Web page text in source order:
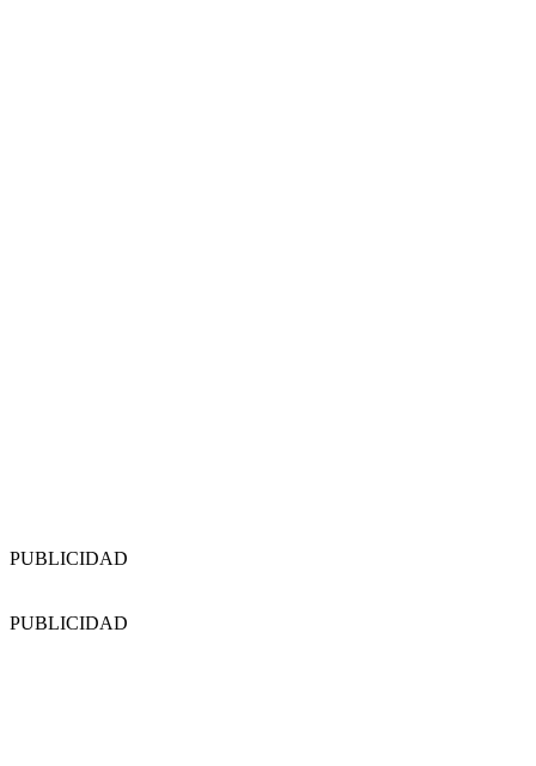
PUBLICIDAD
PUBLICIDAD